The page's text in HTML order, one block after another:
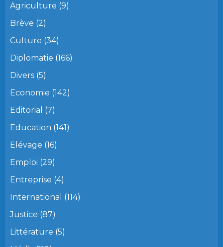
Agriculture (9)
Brève (2)
Culture (34)
Diplomatie (166)
Divers (5)
Economie (142)
Editorial (7)
Education (141)
Elévage (16)
Emploi (29)
Entreprise (4)
International (114)
Justice (87)
Littérature (5)